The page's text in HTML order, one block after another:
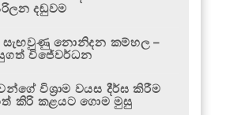
දඬුවම
නොනිදන කම්හල –
විජේවර්ධන
විශ්‍රාම වයස දීර්ඝ කිරීම
කිරි කළයට ගොම මුසු